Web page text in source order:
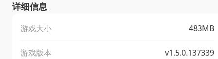
详细信息
游戏大小 483MB
游戏版本 v1.5.0.137339